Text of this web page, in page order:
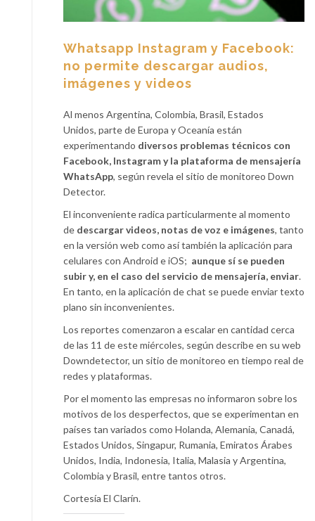
Whatsapp Instagram y Facebook:
no permite descargar audios,
imágenes y videos
Al menos Argentina, Colombia, Brasil, Estados
Unidos, parte de Europa y Oceanía están
experimentando diversos problemas técnicos con
Facebook, Instagram y la plataforma de mensajería
WhatsApp, según revela el sitio de monitoreo Down
Detector.
El inconveniente radica particularmente al momento
de descargar videos, notas de voz e imágenes, tanto
en la versión web como así también la aplicación para
celulares con Android e iOS; aunque sí se pueden
subir y, en el caso del servicio de mensajería, enviar.
En tanto, en la aplicación de chat se puede enviar texto
plano sin inconvenientes.
Los reportes comenzaron a escalar en cantidad cerca
de las 11 de este miércoles, según describe en su web
Downdetector, un sitio de monitoreo en tiempo real de
redes y plataformas.
Por el momento las empresas no informaron sobre los
motivos de los desperfectos, que se experimentan en
países tan variados como Holanda, Alemania, Canadá,
Estados Unidos, Singapur, Rumania, Emiratos Árabes
Unidos, India, Indonesia, Italia, Malasia y Argentina,
Colombia y Brasil, entre tantos otros.
Cortesía El Clarín.